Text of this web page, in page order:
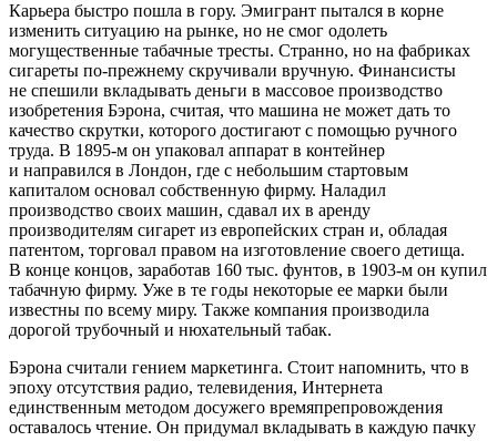
Карьера быстро пошла в гору. Эмигрант пытался в корне
изменить ситуацию на рынке, но не смог одолеть
могущественные табачные тресты. Странно, но на фабриках
сигареты по-прежнему скручивали вручную. Финансисты
не спешили вкладывать деньги в массовое производство
изобретения Бэрона, считая, что машина не может дать то
качество скрутки, которого достигают с помощью ручного
труда. В 1895-м он упаковал аппарат в контейнер
и направился в Лондон, где с небольшим стартовым
капиталом основал собственную фирму. Наладил
производство своих машин, сдавал их в аренду
производителям сигарет из европейских стран и, обладая
патентом, торговал правом на изготовление своего детища.
В конце концов, заработав 160 тыс. фунтов, в 1903-м он купил
табачную фирму. Уже в те годы некоторые ее марки были
известны по всему миру. Также компания производила
дорогой трубочный и нюхательный табак.
Бэрона считали гением маркетинга. Стоит напомнить, что в
эпоху отсутствия радио, телевидения, Интернета
единственным методом досужего времяпрепровождения
оставалось чтение. Он придумал вкладывать в каждую пачку